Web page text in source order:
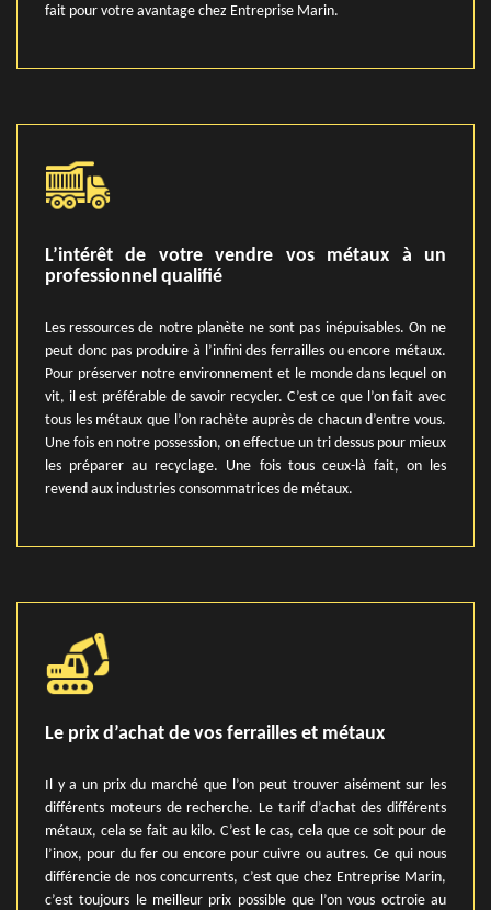
fait pour votre avantage chez Entreprise Marin.
L’intérêt de votre vendre vos métaux à un
professionnel qualifié
Les ressources de notre planète ne sont pas inépuisables. On ne
peut donc pas produire à l’infini des ferrailles ou encore métaux.
Pour préserver notre environnement et le monde dans lequel on
vit, il est préférable de savoir recycler. C’est ce que l’on fait avec
tous les métaux que l’on rachète auprès de chacun d’entre vous.
Une fois en notre possession, on effectue un tri dessus pour mieux
les préparer au recyclage. Une fois tous ceux-là fait, on les
revend aux industries consommatrices de métaux.
Le prix d’achat de vos ferrailles et métaux
Il y a un prix du marché que l’on peut trouver aisément sur les
différents moteurs de recherche. Le tarif d’achat des différents
métaux, cela se fait au kilo. C’est le cas, cela que ce soit pour de
l’inox, pour du fer ou encore pour cuivre ou autres. Ce qui nous
différencie de nos concurrents, c’est que chez Entreprise Marin,
c’est toujours le meilleur prix possible que l’on vous octroie au